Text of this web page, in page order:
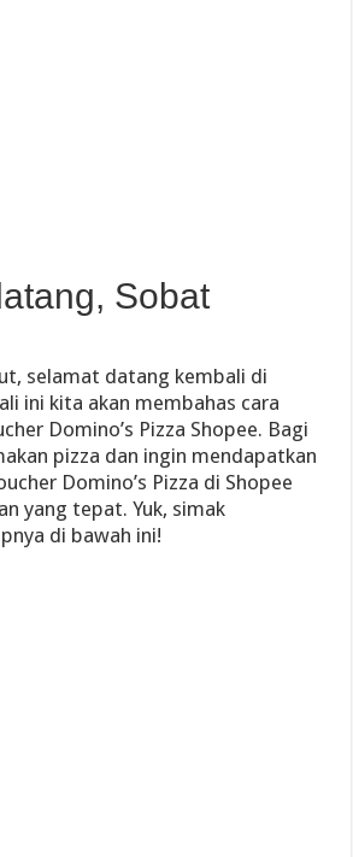
Sobat
selamat datang kembali di
ini kita akan membahas cara
Domino’s Pizza Shopee. Bagi
pizza dan ingin mendapatkan
Domino’s Pizza di Shopee
yang tepat. Yuk, simak
di bawah ini!